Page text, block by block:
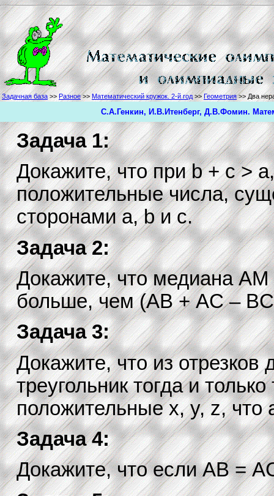
Задачная база>> Разное>> Математический кружок. 2-й год>> Геометрия>> Два
С.А.Генкин, И.В.Итенберг, Д.В.Фомин.
Задача 1:
Докажите, что при b + c >
положительные числа,
сторонами a, b и c.
Задача 2:
Докажите, что медиана AM
больше, чем (AB + AC –
Задача 3:
Докажите, что из
треугольник тогда и
положительные x, y, z, что
Задача 4:
Докажите, что если AB =